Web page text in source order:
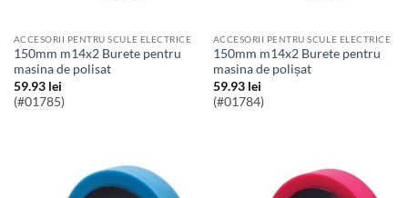
ACCESORII PENTRU SCULE ELECTRICE
150mm m14x2 Burete pentru
masina de polisat
59.93 lei
(#01785)
ACCESORII PENTRU SCULE ELECTRICE
150mm m14x2 Burete pentru
masina de polișat
59.93 lei
(#01784)